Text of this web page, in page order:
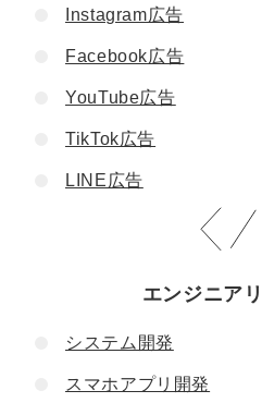
Instagram広告
Facebook広告
YouTube広告
TikTok広告
LINE広告
エンジニア
システム開発
スマホアプリ開発